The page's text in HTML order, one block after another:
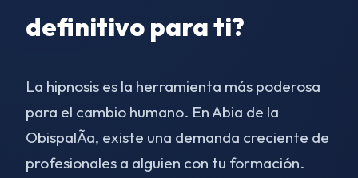
definitivo para ti?
La hipnosis es la herramienta más poderosa
para el cambio humano. En Abia de la
ObispalÃ­a, existe una demanda creciente de
profesionales a alguien con tu formación.